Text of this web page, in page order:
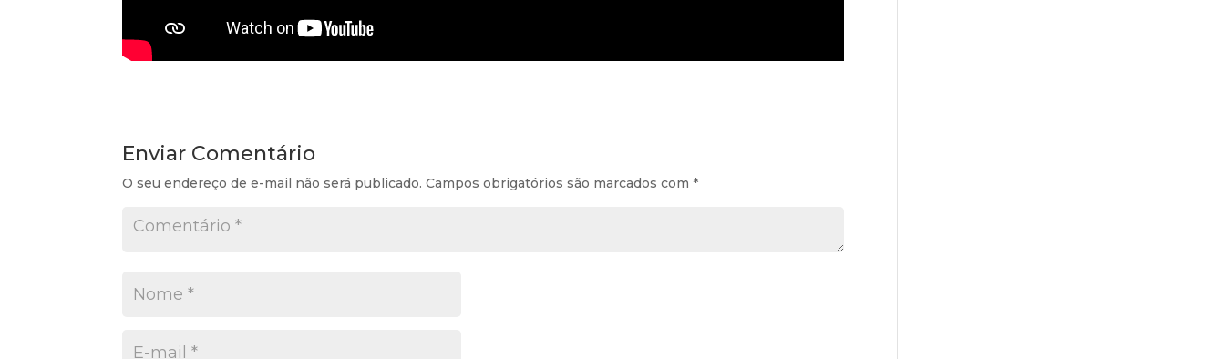
Enviar Comentário
O seu endereço de e-mail não será publicado. Campos obrigatórios são marcados com*